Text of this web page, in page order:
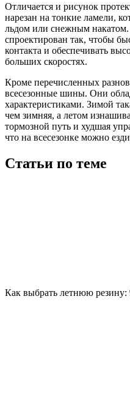
Отличается и рисунок
нарезан на тонкие ламели,
льдом или снежным
спроектирован так, чтобы
контакта и обеспечивать
больших скоростях.
Кроме перечисленных
всесезонные шины. Они
характеристиками. Зимой
чем зимняя, а летом
тормозной путь и худшая
что на всесезонке можно
Статьи по теме
Как выбрать летнюю